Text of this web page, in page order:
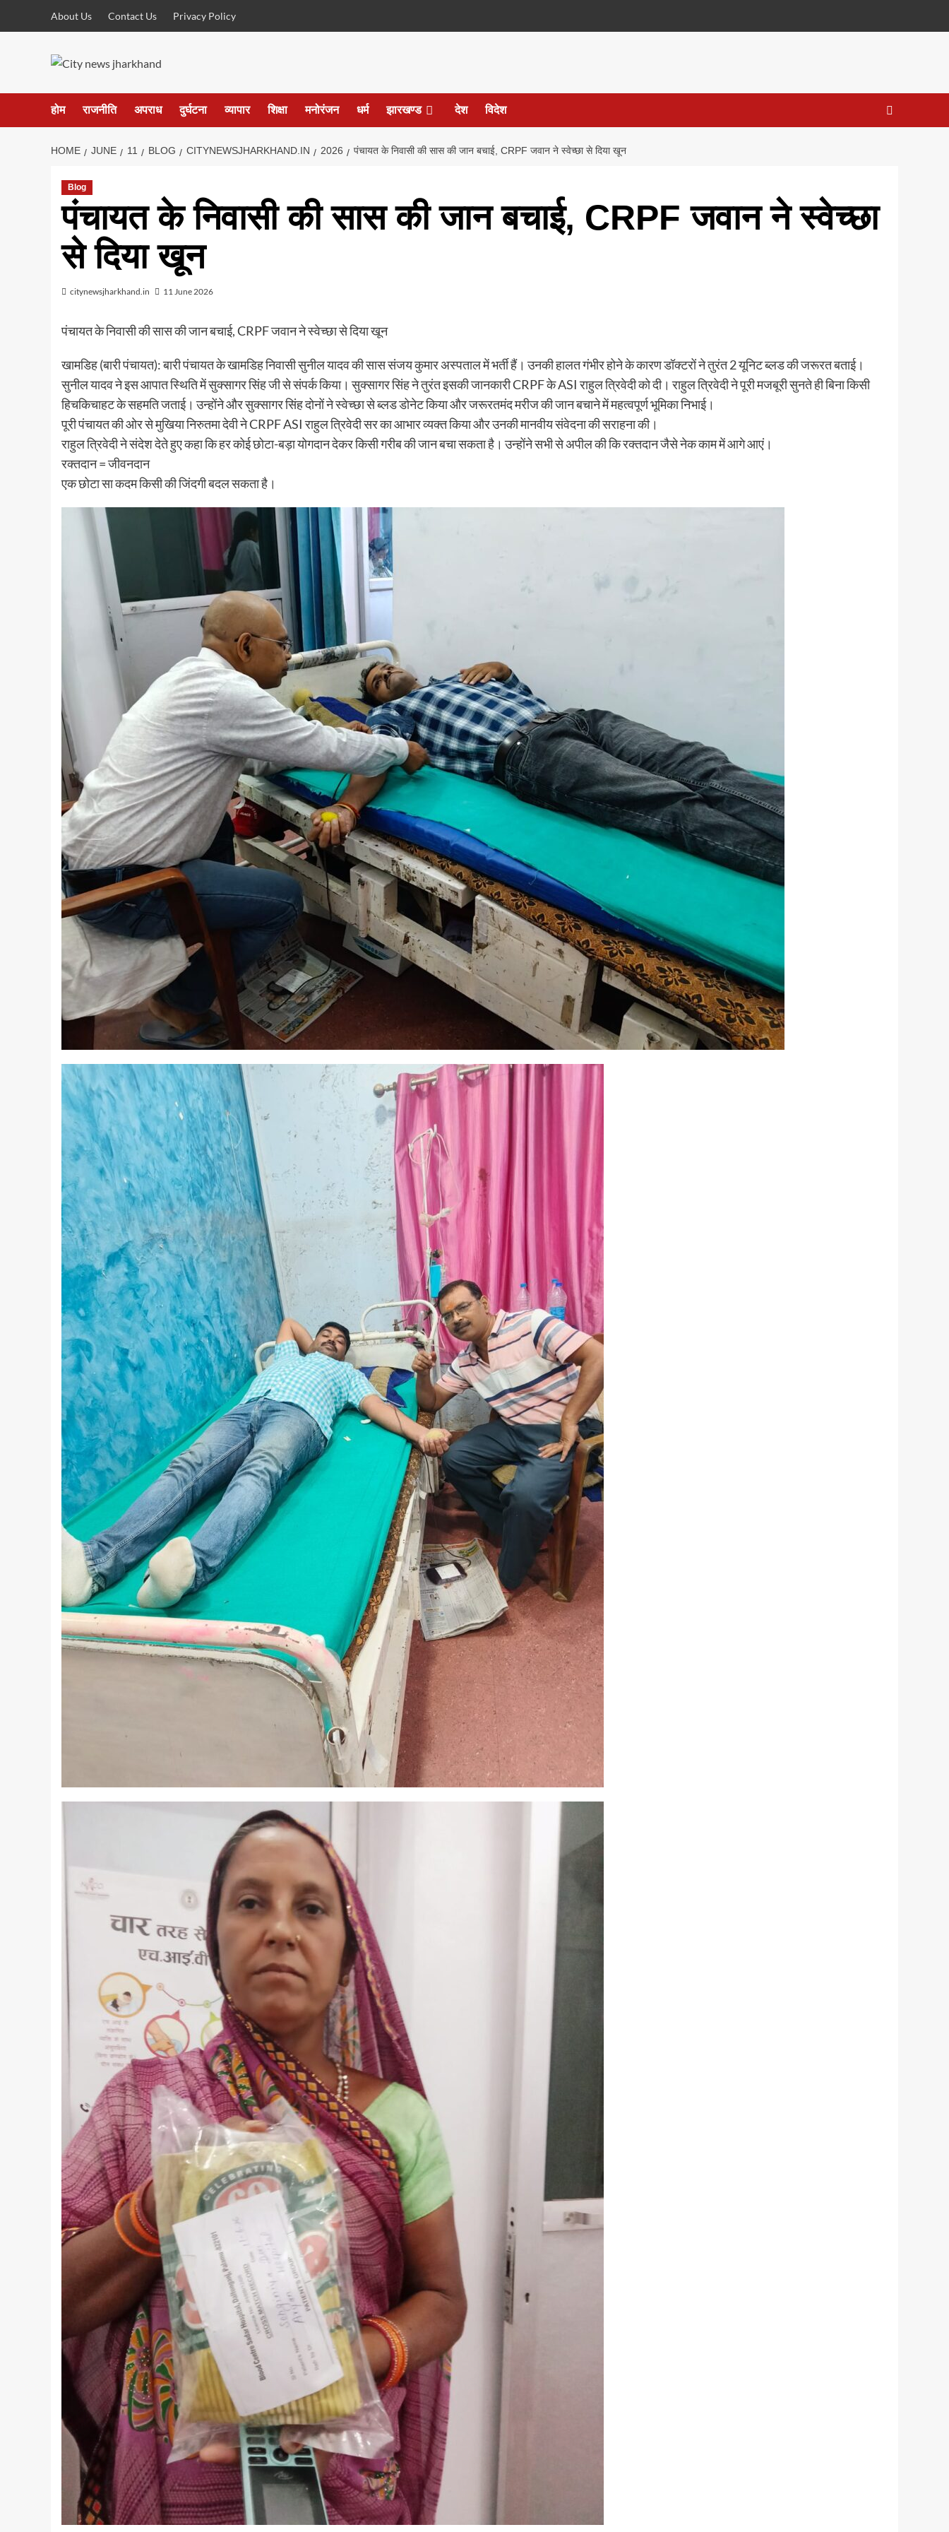
About Us Contact Us Privacy Policy
होम राजनीति अपराध दुर्घटना व्यापार शिक्षा मनोरंजन धर्म झारखण्ड देश विदेश
HOME JUNE 11 BLOG CITYNEWSJHARKHAND.IN 2026 पंचायत के निवासी की सास की जान बचाई, CRPF जवान ने स्वेच्छा से दिया खून
Blog
पंचायत के निवासी की सास की जान बचाई, CRPF जवान ने स्वेच्छा
से दिया खून
citynewsjharkhand.in 11 June 2026
पंचायत के निवासी की सास की जान बचाई, CRPF जवान ने स्वेच्छा से दिया खून
खामडिह (बारी पंचायत): बारी पंचायत के खामडिह निवासी सुनील यादव की सास संजय कुमार अस्पताल में भर्ती हैं। उनकी हालत गंभीर होने के कारण डॉक्टरों ने तुरंत 2 यूनिट ब्लड की जरूरत बताई।
सुनील यादव ने इस आपात स्थिति में सुक्सागर सिंह जी से संपर्क किया। सुक्सागर सिंह ने तुरंत इसकी जानकारी CRPF के ASI राहुल त्रिवेदी को दी। राहुल त्रिवेदी ने पूरी मजबूरी सुनते ही बिना किसी
हिचकिचाहट के सहमति जताई। उन्होंने और सुक्सागर सिंह दोनों ने स्वेच्छा से ब्लड डोनेट किया और जरूरतमंद मरीज की जान बचाने में महत्वपूर्ण भूमिका निभाई।
पूरी पंचायत की ओर से मुखिया निरुतमा देवी ने CRPF ASI राहुल त्रिवेदी सर का आभार व्यक्त किया और उनकी मानवीय संवेदना की सराहना की।
राहुल त्रिवेदी ने संदेश देते हुए कहा कि हर कोई छोटा-बड़ा योगदान देकर किसी गरीब की जान बचा सकता है। उन्होंने सभी से अपील की कि रक्तदान जैसे नेक काम में आगे आएं।
रक्तदान = जीवनदान
एक छोटा सा कदम किसी की जिंदगी बदल सकता है।